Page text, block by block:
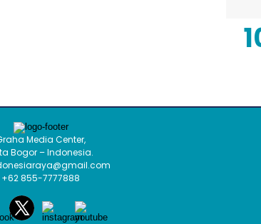
Media Center,
Bogor – Indonesia.
+62 855-7777888